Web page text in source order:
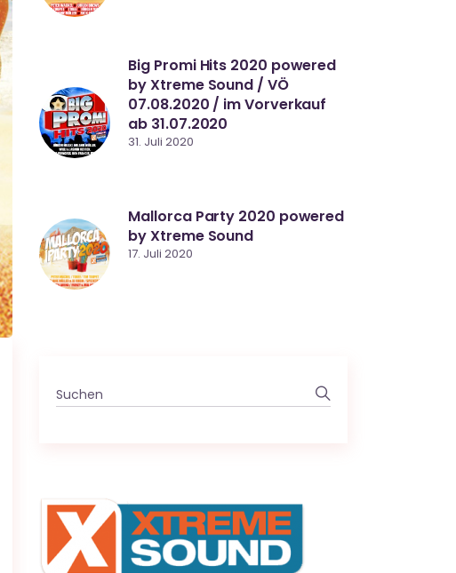
Big Promi Hits 2020 powered
by Xtreme Sound / VÖ
07.08.2020 / im Vorverkauf
ab 31.07.2020
31. Juli 2020
Mallorca Party 2020 powered
by Xtreme Sound
17. Juli 2020
Search
for: